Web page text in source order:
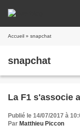
Accueil » snapchat
snapchat
La F1 s'associe
Publié le 14/07/2017 à
Par Matthieu Piccon